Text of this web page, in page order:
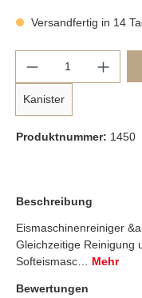
Versandfertig in 14
Kanister
Produktnummer: 1450
Beschreibung
Eismaschinenreiniger
Gleichzeitige Reinigung
Softeismasc… Mehr
Bewertungen